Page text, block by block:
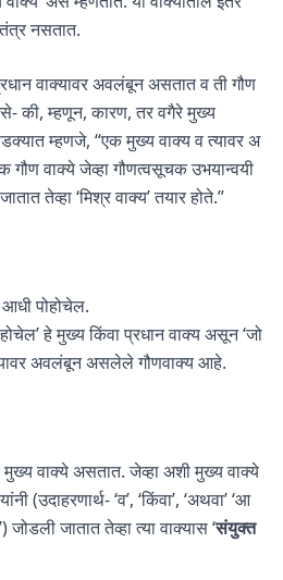
नसतात.
वाक्यावर अवलंबून असतात व ती गौण
की, म्हणून, कारण, तर वगैरे मुख्य
म्हणजे, “एक मुख्य वाक्य व त्यावर अ
वाक्ये जेव्हा गौणत्वसूचक उभयान्वयी
तेव्हा ‘मिश्र वाक्य’ तयार होते.”
पोहोचेल.
हे मुख्य किंवा प्रधान वाक्य असून ‘जो
अवलंबून असलेले गौणवाक्य आहे.
वाक्ये असतात. जेव्हा अशी मुख्य वाक्ये
(उदाहरणार्थ- ‘व’, ‘किंवा’, ‘अथवा’ ‘आ
जोडली जातात तेव्हा त्या वाक्यास ‘संयुक्त